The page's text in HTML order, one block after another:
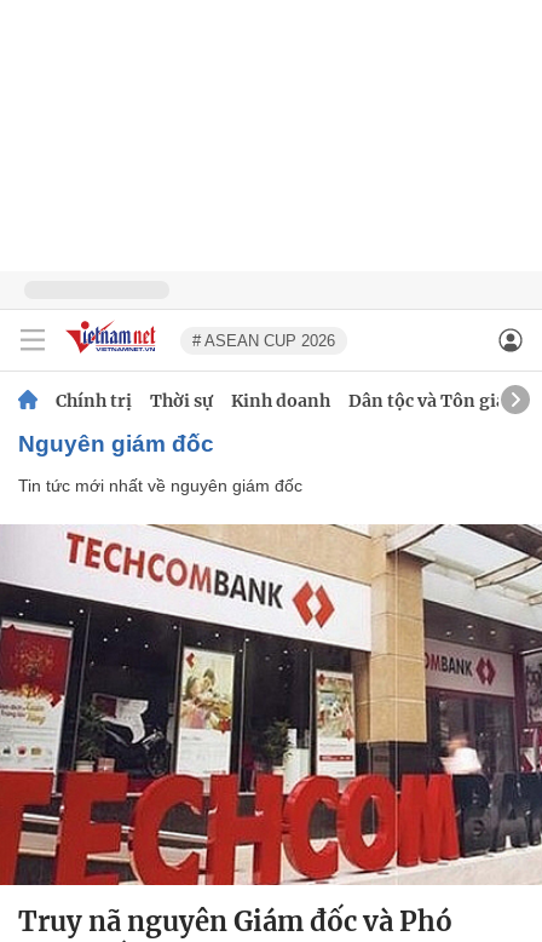
# ASEAN CUP 2026
Chính trị Thời sự Kinh doanh Dân tộc và Tôn giáo
nguyên giám đốc
Tin tức mới nhất về nguyên giám đốc
Truy nã nguyên Giám đốc và Phó